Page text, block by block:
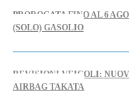
PROROGATA FINO AL 6
(SOLO) GASOLIO
REVISIONI VEICOLI:
AIRBAG TAKATA